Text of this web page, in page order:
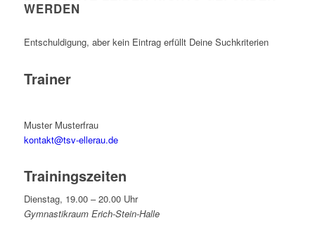
WERDEN
Entschuldigung, aber kein Eintrag erfüllt Deine Suchkriterien
Trainer
Muster Musterfrau
kontakt@tsv-ellerau.de
Trainingszeiten
Dienstag, 19.00 – 20.00 Uhr
Gymnastikraum Erich-Stein-Halle